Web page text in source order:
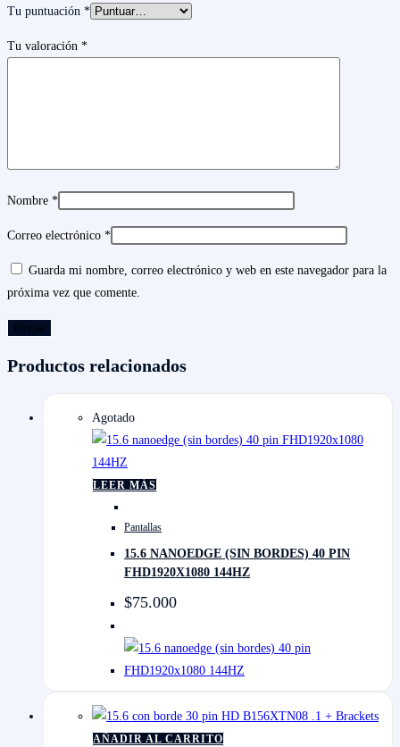
Tu puntuación *
Tu valoración *
Nombre *
Correo electrónico *
Guarda mi nombre, correo electrónico y web en este navegador para la
próxima vez que comente.
Productos relacionados
Agotado
LEER MÁS
Pantallas
15.6 NANOEDGE (SIN BORDES) 40 PIN
FHD1920X1080 144HZ
$75.000
AÑADIR AL CARRITO